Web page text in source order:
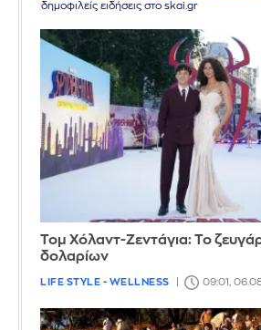
δημοφιλείς ειδήσεις στο skai.gr
Τομ Χόλαντ-Ζεντάγια: Το
δολαρίων
LIFE STYLE - WELLNESS 09:01,